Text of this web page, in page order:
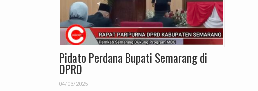
Pidato Perdana Bupati Semarang di
DPRD
04/03/2025